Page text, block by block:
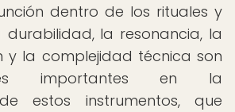
dentro de los rituales y
durabilidad, la resonancia, la
y la complejidad técnica son
importantes en la
estos instrumentos, que